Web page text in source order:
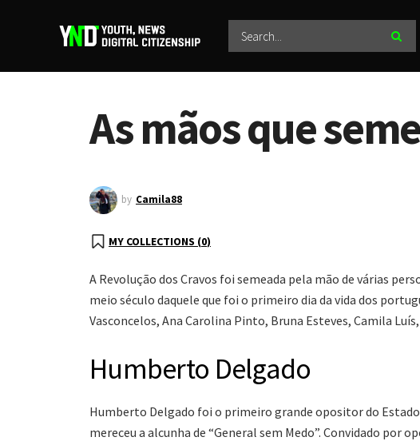
As mãos que
by Camila88
MY COLLECTIONS (0)
A Revolução dos Cravos foi semeada pela mão de várias
meio século daquele que foi o primeiro dia da vida dos
Vasconcelos, Ana Carolina Pinto, Bruna Esteves, Camila
Humberto Delgado
Humberto Delgado foi o primeiro grande opositor do
mereceu a alcunha de “General sem Medo”. Convidado